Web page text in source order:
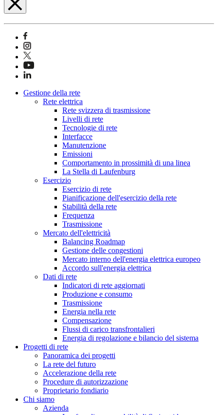
Gestione della rete
Rete elettrica
Rete svizzera di trasmissione
Livelli di rete
Tecnologie di rete
Interfacce
Manutenzione
Emissioni
Comportamento in prossimità di una linea
La Stella di Laufenburg
Esercizio
Esercizio di rete
Pianificazione dell'esercizio della rete
Stabilità della rete
Frequenza
Trasmissione
Mercato dell'elettricità
Balancing Roadmap
Gestione delle congestioni
Mercato interno dell'energia elettrica europeo
Accordo sull'energia elettrica
Dati di rete
Indicatori di rete aggiornati
Produzione e consumo
Trasmissione
Energia nella rete
Compensazione
Flussi di carico transfrontalieri
Energia di regolazione e bilancio del sistema
Progetti di rete
Panoramica dei progetti
La rete del futuro
Accelerazione della rete
Procedure di autorizzazione
Proprietario fondiario
Chi siamo
Azienda